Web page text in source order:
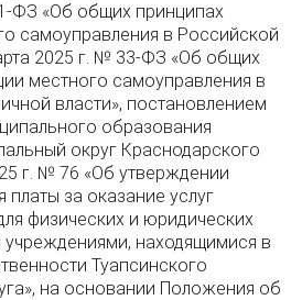
ФЗ «Об общих принципах
самоуправления в Российской
2025 г. № 33-ФЗ «Об общих
местного самоуправления в
власти», постановлением
образования
округ Краснодарского
г. № 76 «Об утверждении
платы за оказание услуг
физических и юридических
находящимися в
Туапсинского
на основании Положения об